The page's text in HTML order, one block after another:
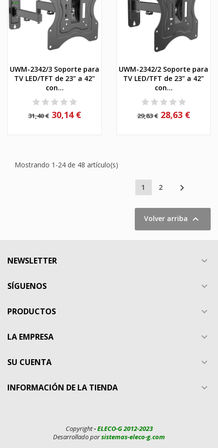
UWM-2342/3 Soporte para
TV LED/TFT de 23" a 42"
con...
31,40 € 30,14 €
UWM-2342/2 Soporte para
TV LED/TFT de 23" a 42"
con...
29,83 € 28,63 €
Mostrando 1-24 de 48 artículo(s)
1 2 
Volver arriba 
NEWSLETTER 
SÍGUENOS 
PRODUCTOS 
LA EMPRESA 
SU CUENTA 
INFORMACIÓN DE LA TIENDA 
Copyright-ELECO-G 2012-2023
Desarrollado porsistemas-eleco-g.com